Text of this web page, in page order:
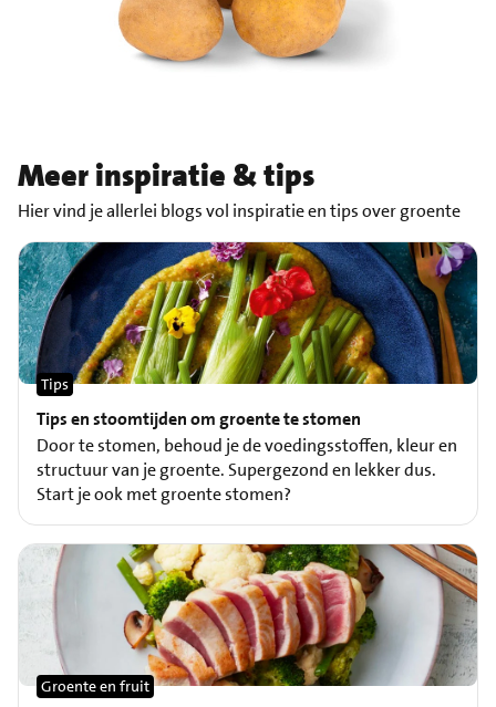
Meer inspiratie & tips
Hier vind je allerlei blogs vol inspiratie en tips over groente
Tips en stoomtijden om groente te stomen
Tips
Door te stomen, behoud je de voedingsstoffen, kleur en
structuur van je groente. Supergezond en lekker dus.
Start je ook met groente stomen?
Groente en fruit